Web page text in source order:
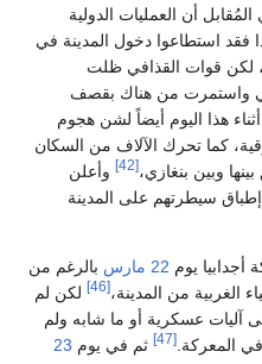
أن العمليات الدولية
فقد استطاعوا دخول المدينة في
لكن قوات القذافي ظلت
واستمرت من هناك بقصف
هذا اليوم أيضاً لشن هجوم
كما تحرك الآلاف من السكان
وبين بنغازي،[42]
وأعلن
إطباق سيطرتهم على المدينة
يوم 22 مارس
بالرغم من
الغربية من المدينة،[46]
لكن لم
آليات عسكرية أو ما شابه ولم
المعركة. [47] ثم في يوم 23